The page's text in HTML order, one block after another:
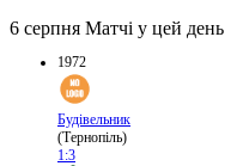
6 серпня Матчі у цей день
1972
Будівельник
(Тернопіль)
1:3